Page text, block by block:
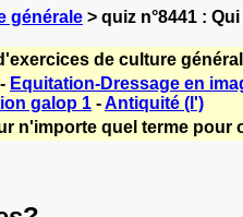
générale > quiz n°8441 :
de culture
Equitation-Dressage en
galop 1 -Antiquité (l')
n'importe quel terme pour